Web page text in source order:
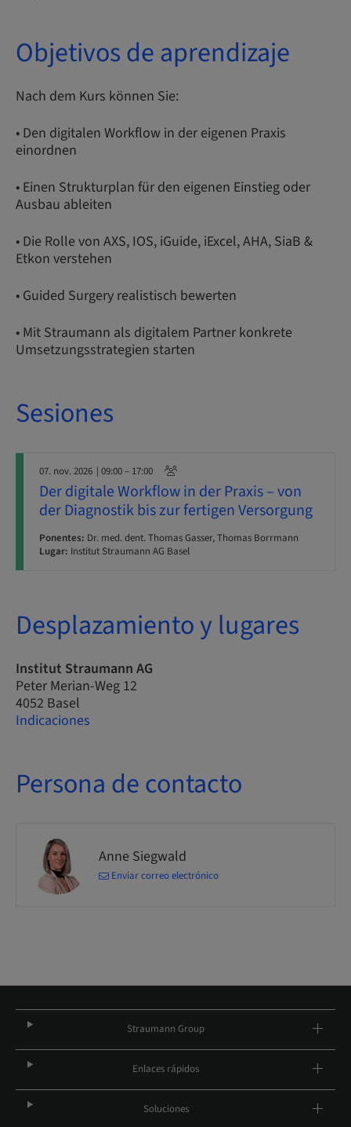
Objetivos de aprendizaje
Nach dem Kurs können Sie:
• Den digitalen Workflow in der eigenen Praxis
einordnen
• Einen Strukturplan für den eigenen Einstieg oder
Ausbau ableiten
• Die Rolle von AXS, IOS, iGuide, iExcel, AHA, SiaB &
Etkon verstehen
• Guided Surgery realistisch bewerten
• Mit Straumann als digitalem Partner konkrete
Umsetzungsstrategien starten
Sesiones
07. nov. 2026 | 09:00 – 17:00
Der digitale Workflow in der Praxis – von
der Diagnostik bis zur fertigen Versorgung
Ponentes: Dr. med. dent. Thomas Gasser, Thomas Borrmann
Lugar: Institut Straumann AG Basel
Desplazamiento y lugares
Institut Straumann AG
Peter Merian-Weg 12
4052 Basel
Indicaciones
Persona de contacto
Anne Siegwald
Enviar correo electrónico
Straumann Group
Enlaces rápidos
Soluciones